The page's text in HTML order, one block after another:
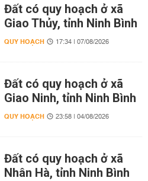
Đất có quy hoạch ở xã
Giao Thủy, tỉnh Ninh Bình
QUY HOẠCH 17:34 | 07/08/2026
Đất có quy hoạch ở xã
Giao Ninh, tỉnh Ninh Bình
QUY HOẠCH 23:58 | 04/08/2026
Đất có quy hoạch ở xã
Nhân Hà, tỉnh Ninh Bình